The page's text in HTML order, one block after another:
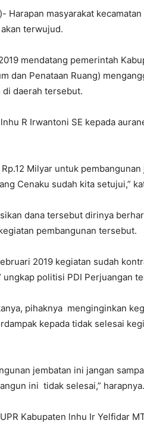
)- Harapan masyarakat
terwujud.
mendatang pemerintah
dan Penataan Ruang)
di daerah tersebut.
R Irwantoni SE kepada
Milyar untuk
Cenaku sudah kita setujui,”
dana tersebut dirinya
pembangunan tersebut.
2019 kegiatan sudah
ungkap politisi PDI Perjuangan
pihaknya menginginkan
kepada tidak selesai
jembatan ini jangan
ini tidak selesai,” harapnya.
Kabupaten lnhu Ir Yelfidar